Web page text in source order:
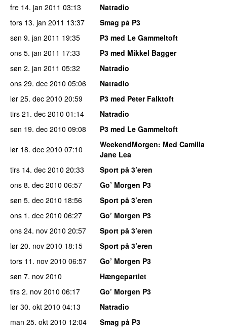
fre 14. jan 2011 03:13
Natradio
tors 13. jan 2011 13:37
Smag på P3
søn 9. jan 2011 19:35
P3 med Le Gammeltoft
ons 5. jan 2011 17:33
P3 med Mikkel Bagger
søn 2. jan 2011 05:32
Natradio
ons 29. dec 2010 05:06
Natradio
lør 25. dec 2010 20:59
P3 med Peter Falktoft
tirs 21. dec 2010 01:14
Natradio
søn 19. dec 2010 09:08
P3 med Le Gammeltoft
lør 18. dec 2010 07:10 WeekendMorgen: Med Camilla
Jane Lea
tirs 14. dec 2010 20:33
Sport på 3’eren
ons 8. dec 2010 06:57
Go’ Morgen P3
søn 5. dec 2010 18:56
Sport på 3’eren
ons 1. dec 2010 06:27
Go’ Morgen P3
ons 24. nov 2010 20:57
Sport på 3’eren
lør 20. nov 2010 18:15
Sport på 3’eren
tors 11. nov 2010 06:57
Go’ Morgen P3
søn 7. nov 2010
Hængepartiet
tirs 2. nov 2010 06:17
Go’ Morgen P3
lør 30. okt 2010 04:13
Natradio
man 25. okt 2010 12:04
Smag på P3